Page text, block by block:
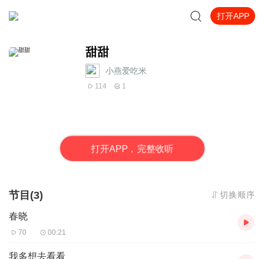
打开APP
甜甜
小燕爱吃米
114 1
打开APP，完整收听
节目(3) 切换顺序
春晓
70 00:21
我多想去看看